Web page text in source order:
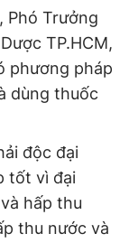
Phó Trưởng
TP.HCM,
phương pháp
dùng thuốc
độc đại
tốt vì đại
hấp thu
thu nước và